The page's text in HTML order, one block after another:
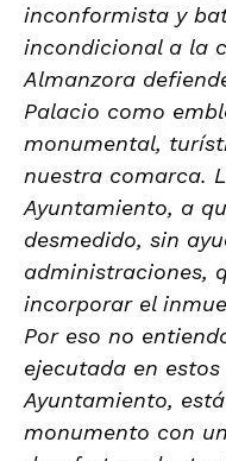
inconformista y
incondicional a la
Almanzora
Palacio como
monumental,
nuestra comarca.
Ayuntamiento, a
desmedido, sin
administraciones,
incorporar el
Por eso no
ejecutada en
Ayuntamiento,
monumento con